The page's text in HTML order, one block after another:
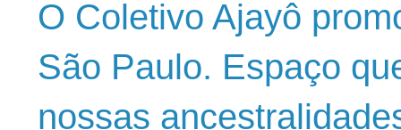
O Coletivo Ajayô
São Paulo. Espaço
nossas